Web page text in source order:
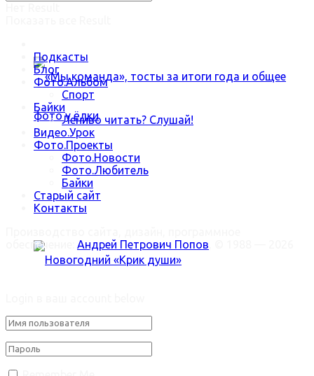
«Мы команда», тосты за итоги года и общее
фото у ёлки
Подкасты
Блог
Фото.Альбом
Спорт
Байки
Лениво читать? Слушай!
Видео.Урок
Фото.Проекты
Фото.Новости
Фото.Любитель
Байки
Старый сайт
Контакты
обеспечение: Андрей Петрович Попов
Welcome Back!